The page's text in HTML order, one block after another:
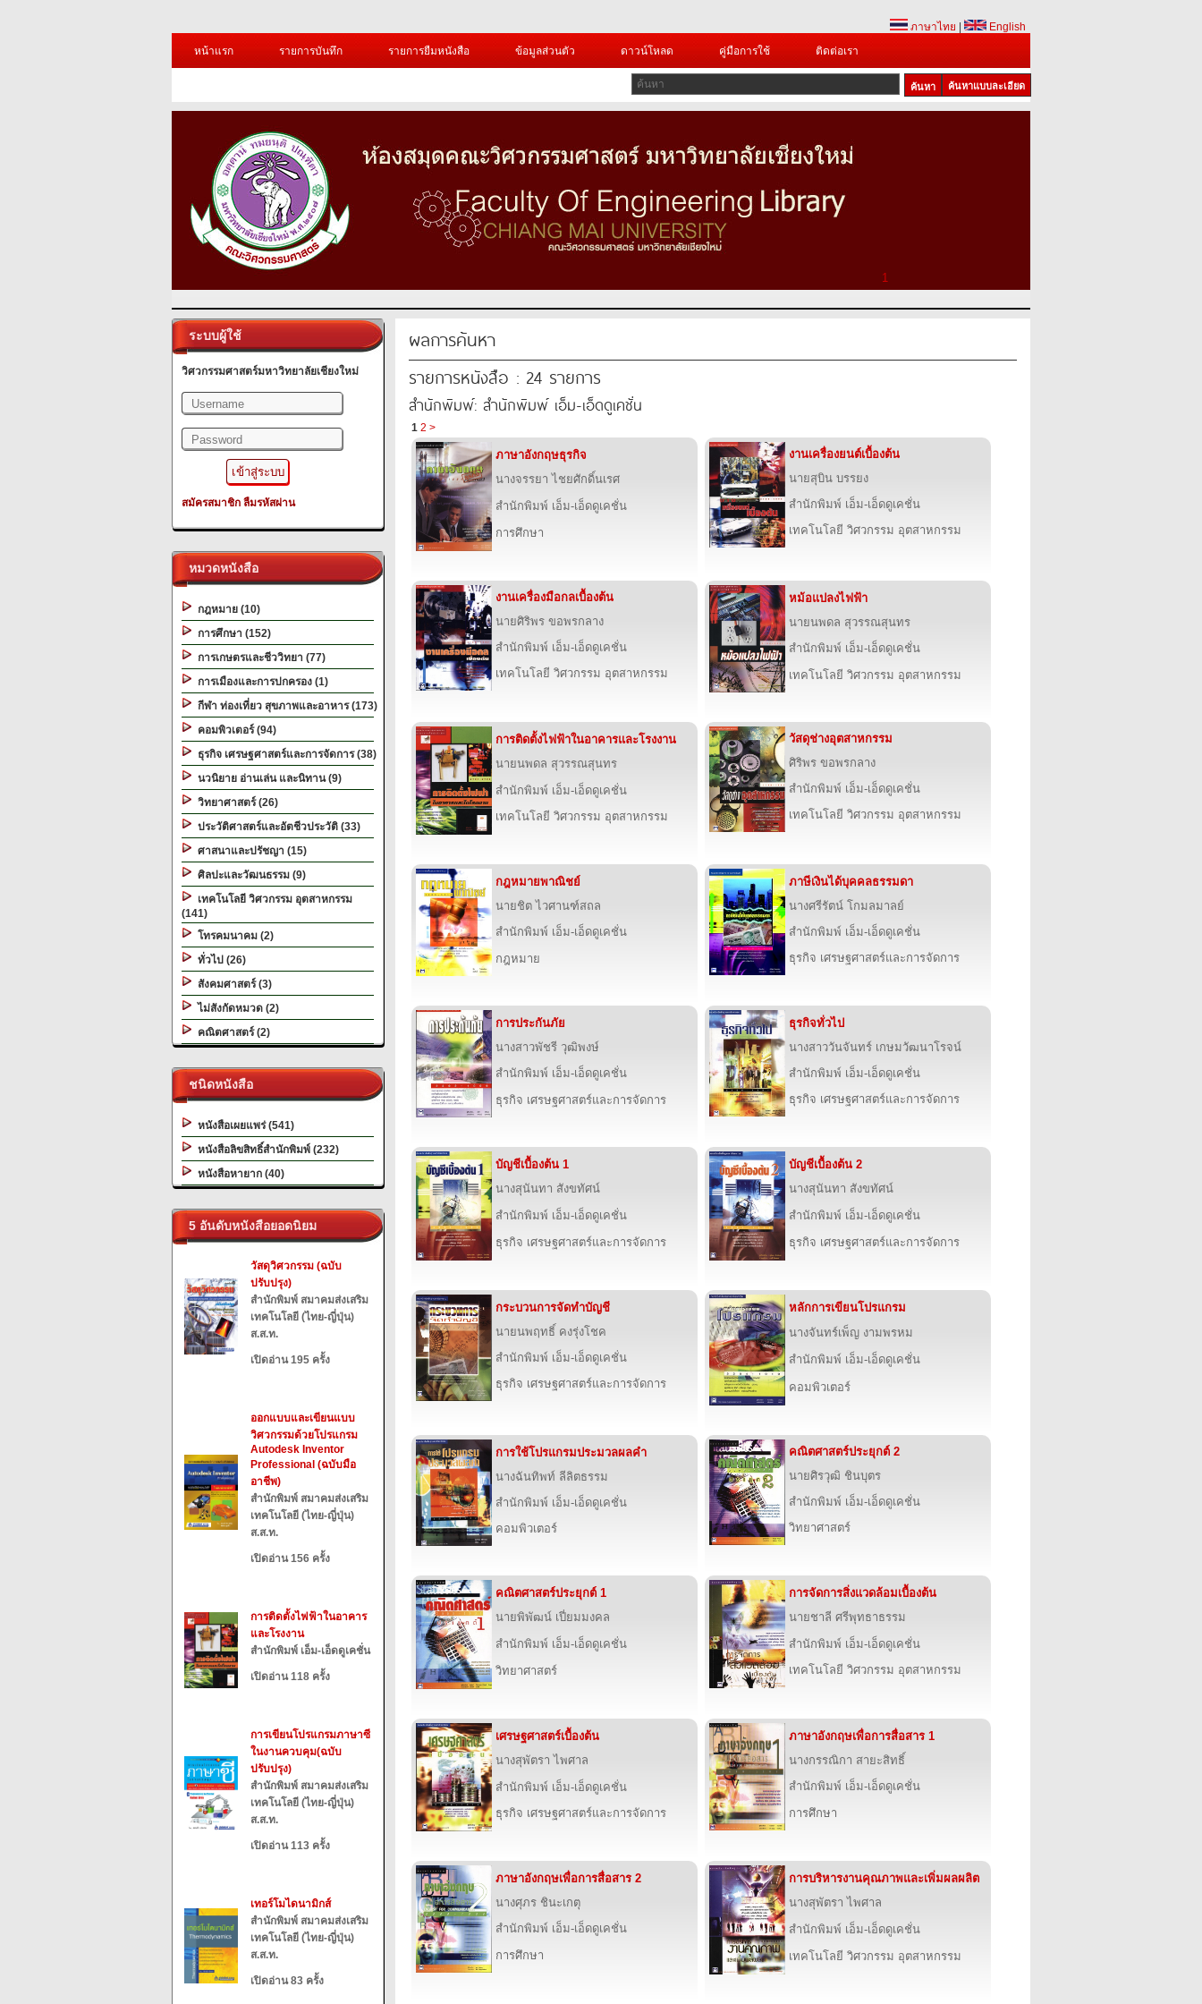
ภาษาไทย
English
หน้าแรก
รายการบันทึก รายการยืมหนังสือ ข้อมูลส่วนตัว ดาวน์โหลด คู่มือการใช้ ติดต่อเรา
ค้นหาแบบละเอียด
1
ระบบผู้ใช้
วิศวกรรมศาสตร์มหาวิทยาลัยเชียงใหม่
สมัครสมาชิก ลืมรหัสผ่าน
หมวดหนังสือ
กฎหมาย (10)
การศึกษา (152)
การเกษตรและชีววิทยา (77)
การเมืองและการปกครอง (1)
กีฬา ท่องเที่ยว สุขภาพและอาหาร (173)
คอมพิวเตอร์ (94)
ธุรกิจ เศรษฐศาสตร์และการจัดการ (38)
นวนิยาย อ่านเล่น และนิทาน (9)
วิทยาศาสตร์ (26)
ประวัติศาสตร์และอัตชีวประวัติ (33)
ศาสนาและปรัชญา (15)
ศิลปะและวัฒนธรรม (9)
เทคโนโลยี วิศวกรรม อุตสาหกรรม
(141)
โทรคมนาคม (2)
ทั่วไป (26)
สังคมศาสตร์ (3)
ไม่สังกัดหมวด (2)
คณิตศาสตร์ (2)
ชนิดหนังสือ
หนังสือเผยแพร่ (541)
หนังสือลิขสิทธิ์สำนักพิมพ์ (232)
หนังสือหายาก (40)
5 อันดับหนังสือยอดนิยม
วัสดุวิศวกรรม (ฉบับ
ปรับปรุง)
สำนักพิมพ์ สมาคมส่งเสริม
เทคโนโลยี (ไทย-ญี่ปุ่น)
ส.ส.ท.
เปิดอ่าน 195 ครั้ง
ออกแบบและเขียนแบบ
วิศวกรรมด้วยโปรแกรม
Autodesk Inventor
Professional (ฉบับมือ
อาชีพ)
สำนักพิมพ์ สมาคมส่งเสริม
เทคโนโลยี (ไทย-ญี่ปุ่น)
ส.ส.ท.
เปิดอ่าน 156 ครั้ง
การติดตั้งไฟฟ้าในอาคาร
และโรงงาน
สำนักพิมพ์ เอ็ม-เอ็ดดูเคชั่น
เปิดอ่าน 118 ครั้ง
การเขียนโปรแกรมภาษาซี
ในงานควบคุม(ฉบับ
ปรับปรุง)
สำนักพิมพ์ สมาคมส่งเสริม
เทคโนโลยี (ไทย-ญี่ปุ่น)
ส.ส.ท.
เปิดอ่าน 113 ครั้ง
เทอร์โมไดนามิกส์
สำนักพิมพ์ สมาคมส่งเสริม
เทคโนโลยี (ไทย-ญี่ปุ่น)
ส.ส.ท.
เปิดอ่าน 83 ครั้ง
ผลการค้นหา
รายการหนังสือ : 24 รายการ
สำนักพิมพ์: สำนักพิมพ์ เอ็ม-เอ็ดดูเคชั่น
1 2 >
ภาษาอังกฤษธุรกิจ
นางจรรยา ไชยศักดิ์นเรศ
สำนักพิมพ์ เอ็ม-เอ็ดดูเคชั่น
การศึกษา
งานเครื่องยนต์เบื้องต้น
นายสุบิน บรรยง
สำนักพิมพ์ เอ็ม-เอ็ดดูเคชั่น
เทคโนโลยี วิศวกรรม อุตสาหกรรม
งานเครื่องมือกลเบื้องต้น
นายศิริพร ขอพรกลาง
สำนักพิมพ์ เอ็ม-เอ็ดดูเคชั่น
เทคโนโลยี วิศวกรรม อุตสาหกรรม
หม้อแปลงไฟฟ้า
นายนพดล สุวรรณสุนทร
สำนักพิมพ์ เอ็ม-เอ็ดดูเคชั่น
เทคโนโลยี วิศวกรรม อุตสาหกรรม
การติดตั้งไฟฟ้าในอาคารและโรงงาน
นายนพดล สุวรรณสุนทร
สำนักพิมพ์ เอ็ม-เอ็ดดูเคชั่น
เทคโนโลยี วิศวกรรม อุตสาหกรรม
วัสดุช่างอุตสาหกรรม
ศิริพร ขอพรกลาง
สำนักพิมพ์ เอ็ม-เอ็ดดูเคชั่น
เทคโนโลยี วิศวกรรม อุตสาหกรรม
กฎหมายพาณิชย์
นายชิต ไวศานฑ์สถล
สำนักพิมพ์ เอ็ม-เอ็ดดูเคชั่น
กฎหมาย
ภาษีเงินได้บุคคลธรรมดา
นางศรีรัตน์ โกมลมาลย์
สำนักพิมพ์ เอ็ม-เอ็ดดูเคชั่น
ธุรกิจ เศรษฐศาสตร์และการจัดการ
การประกันภัย
นางสาวพัชรี วุฒิพงษ์
สำนักพิมพ์ เอ็ม-เอ็ดดูเคชั่น
ธุรกิจ เศรษฐศาสตร์และการจัดการ
ธุรกิจทั่วไป
นางสาววันจันทร์ เกษมวัฒนาโรจน์
สำนักพิมพ์ เอ็ม-เอ็ดดูเคชั่น
ธุรกิจ เศรษฐศาสตร์และการจัดการ
บัญชีเบื้องต้น 1
นางสุนันทา สังขทัศน์
สำนักพิมพ์ เอ็ม-เอ็ดดูเคชั่น
ธุรกิจ เศรษฐศาสตร์และการจัดการ
บัญชีเบื้องต้น 2
นางสุนันทา สังขทัศน์
สำนักพิมพ์ เอ็ม-เอ็ดดูเคชั่น
ธุรกิจ เศรษฐศาสตร์และการจัดการ
กระบวนการจัดทำบัญชี
นายนพฤทธิ์ คงรุ่งโชค
สำนักพิมพ์ เอ็ม-เอ็ดดูเคชั่น
ธุรกิจ เศรษฐศาสตร์และการจัดการ
หลักการเขียนโปรแกรม
นางจันทร์เพ็ญ งามพรหม
สำนักพิมพ์ เอ็ม-เอ็ดดูเคชั่น
คอมพิวเตอร์
การใช้โปรแกรมประมวลผลคำ
นางฉันทิพท์ ลีลิตธรรม
สำนักพิมพ์ เอ็ม-เอ็ดดูเคชั่น
คอมพิวเตอร์
คณิตศาสตร์ประยุกต์ 2
นายศิรวุฒิ ชินบุตร
สำนักพิมพ์ เอ็ม-เอ็ดดูเคชั่น
วิทยาศาสตร์
คณิตศาสตร์ประยุกต์ 1
นายพิพัฒน์ เปี่ยมมงคล
สำนักพิมพ์ เอ็ม-เอ็ดดูเคชั่น
วิทยาศาสตร์
การจัดการสิ่งแวดล้อมเบื้องต้น
นายชาลี ศรีพุทธาธรรม
สำนักพิมพ์ เอ็ม-เอ็ดดูเคชั่น
เทคโนโลยี วิศวกรรม อุตสาหกรรม
เศรษฐศาสตร์เบื้องต้น
นางสุพัตรา ไพศาล
สำนักพิมพ์ เอ็ม-เอ็ดดูเคชั่น
ธุรกิจ เศรษฐศาสตร์และการจัดการ
ภาษาอังกฤษเพื่อการสื่อสาร 1
นางกรรณิกา สายะสิทธิ์
สำนักพิมพ์ เอ็ม-เอ็ดดูเคชั่น
การศึกษา
ภาษาอังกฤษเพื่อการสื่อสาร 2
นางศุภร ชินะเกตุ
สำนักพิมพ์ เอ็ม-เอ็ดดูเคชั่น
การศึกษา
การบริหารงานคุณภาพและเพิ่มผลผลิต
นางสุพัตรา ไพศาล
สำนักพิมพ์ เอ็ม-เอ็ดดูเคชั่น
เทคโนโลยี วิศวกรรม อุตสาหกรรม